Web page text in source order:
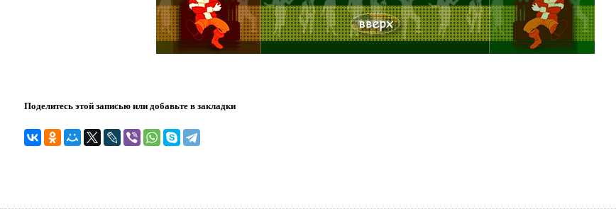
Поделитесь этой записью или добавьте в закладки